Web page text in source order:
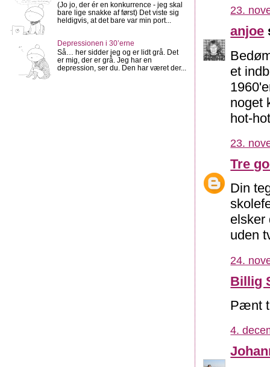
23.
anjoe
et
noget
hot-
23.
Tre
Din
elsker
uden
24.
Billig
Pænt
4.
(Jo jo, der ér en konkurrence - jeg skal
bare lige snakke af først) Det viste sig
heldigvis, at det bare var min port...
Depressionen i 30’erne
Så… her sidder jeg og er lidt grå. Det
er mig, der er grå. Jeg har en
depression, ser du. Den har været der...